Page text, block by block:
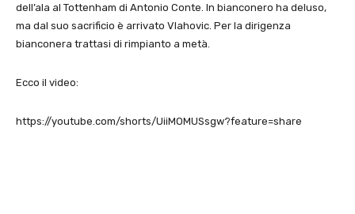
dell’ala al Tottenham di Antonio Conte. In bianconero ha deluso,
ma dal suo sacrificio è arrivato Vlahovic. Per la dirigenza
bianconera trattasi di rimpianto a metà.
Ecco il video:
https://youtube.com/shorts/UiiMOMUSsgw?feature=share